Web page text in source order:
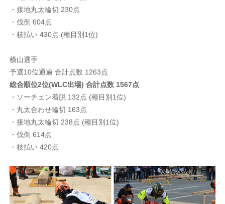
・接地丸太輪切 230点
・伐倒 604点
・枝払い 430点 (種目別1位)
横山選手
予選10位通過 合計点数 1263点
総合順位2位(WLC出場) 合計点数 1567点
・ソーチェン着脱 132点 (種目別1位)
・丸太合わせ輪切 163点
・接地丸太輪切 238点 (種目別1位)
・伐倒 614点
・枝払い 420点